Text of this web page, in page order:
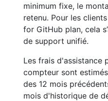
minimum fixe, le
retenu. Pour les
for GitHub plan, cela
de support unifié.
Les frais d'assistance
compteur sont
des 12 mois
mois d'historique de